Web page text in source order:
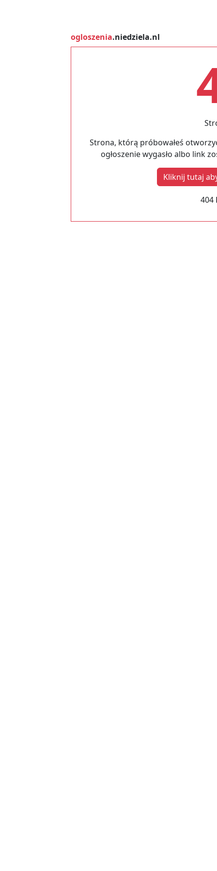
ogloszenia.niedziela.nl
Strona, którą próbowałeś
ogłoszenie wygasło albo link
Kliknij tutaj
404